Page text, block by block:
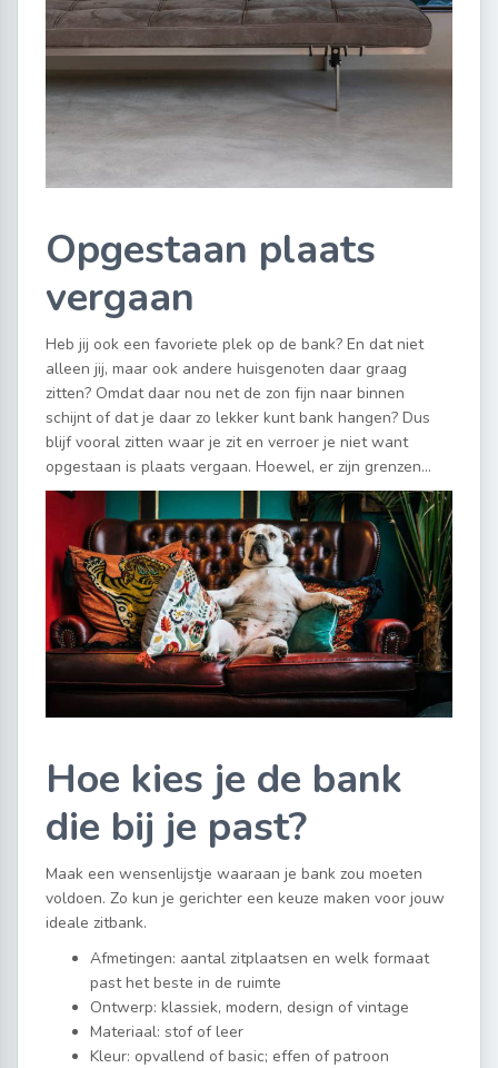
Opgestaan plaats
vergaan
Heb jij ook een favoriete plek op de bank? En dat niet
alleen jij, maar ook andere huisgenoten daar graag
zitten? Omdat daar nou net de zon fijn naar binnen
schijnt of dat je daar zo lekker kunt bank hangen? Dus
blijf vooral zitten waar je zit en verroer je niet want
opgestaan is plaats vergaan. Hoewel, er zijn grenzen…
Hoe kies je de bank
die bij je past?
Maak een wensenlijstje waaraan je bank zou moeten
voldoen. Zo kun je gerichter een keuze maken voor jouw
ideale zitbank.
Afmetingen: aantal zitplaatsen en welk formaat
past het beste in de ruimte
Ontwerp: klassiek, modern, design of vintage
Materiaal: stof of leer
Kleur: opvallend of basic; effen of patroon